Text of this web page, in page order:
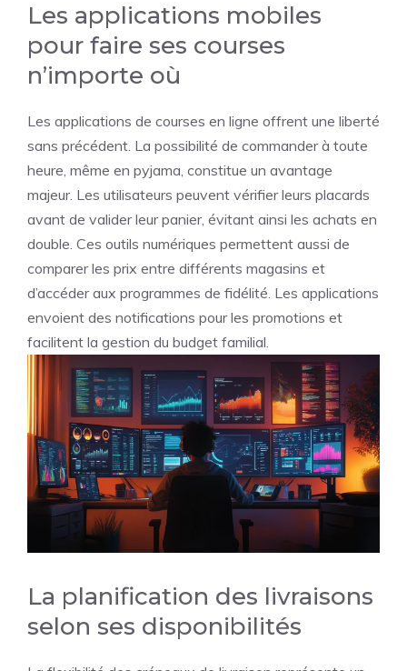
Les applications mobiles
pour faire ses courses
n’importe où
Les applications de courses en ligne offrent une liberté
sans précédent. La possibilité de commander à toute
heure, même en pyjama, constitue un avantage
majeur. Les utilisateurs peuvent vérifier leurs placards
avant de valider leur panier, évitant ainsi les achats en
double. Ces outils numériques permettent aussi de
comparer les prix entre différents magasins et
d’accéder aux programmes de fidélité. Les applications
envoient des notifications pour les promotions et
facilitent la gestion du budget familial.
La planification des livraisons
selon ses disponibilités